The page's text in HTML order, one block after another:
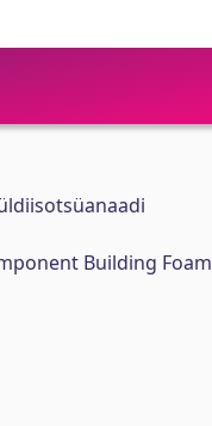
Building Foam